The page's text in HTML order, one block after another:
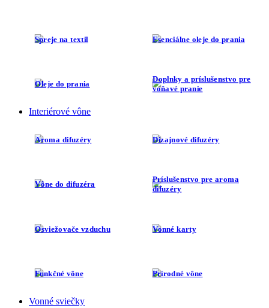
Spreje na textil Esenciálne oleje do prania
Oleje do prania
Doplnky a príslušenstvo pre
voňavé pranie
Interiérové vône
Aroma difuzéry Dizajnové difuzéry
Vône do difuzéra
Príslušenstvo pre aroma
difuzéry
Osviežovače vzduchu Vonné karty
Funkčné vône Prírodné vône
Vonné sviečky